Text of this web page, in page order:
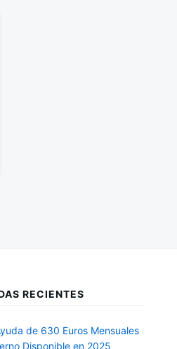
RECIENTES
de 630 Euros Mensuales
Disponible en 2025